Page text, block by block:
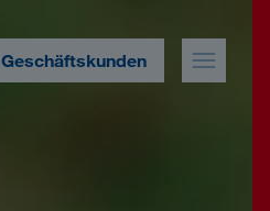
Geschäftskunden